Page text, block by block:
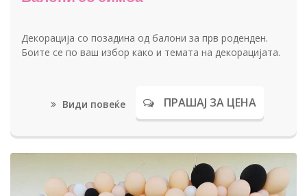
Декорација со позадина од балони за прв роденден.
Боите се по ваш избор како и темата на декорацијата.
Види повеќе ПРАШАЈ ЗА ЦЕНА